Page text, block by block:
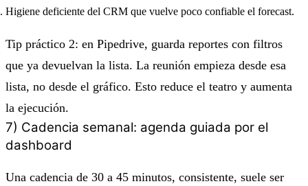
Higiene deficiente del CRM que vuelve poco confiable el forecast.
Tip práctico 2: en Pipedrive, guarda reportes con filtros
que ya devuelvan la lista. La reunión empieza desde esa
lista, no desde el gráfico. Esto reduce el teatro y aumenta
la ejecución.
7) Cadencia semanal: agenda guiada por el
dashboard
Una cadencia de 30 a 45 minutos, consistente, suele ser